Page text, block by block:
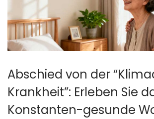
Abschied von der
Krankheit”: Erleben Sie
Konstanten-gesunde